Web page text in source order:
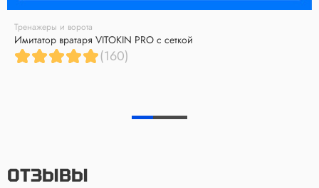
Тренажеры и ворота
Имитатор вратаря VITOKIN PRO с сеткой
(160)
ОТЗЫВЫ